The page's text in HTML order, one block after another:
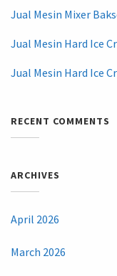
Jual Mesin Mixer
Jual Mesin Hard Ice
Jual Mesin Hard Ice
RECENT COMMENTS
ARCHIVES
April 2026
March 2026